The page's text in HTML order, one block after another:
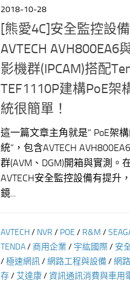
2018-10-28
[熊愛4C]安全監控設
AVTECH AVH800EA6
影機群(IPCAM)搭配
TEF1110P建構PoE架
統很簡單！
這一篇文章主角就是” PoE架
統”，包含AVTECH
群(AVM、DGM)開箱與實測。
AVTECH安全監控設備有提升
鏡...
AVTECH/ NVR / POE / R&M /
TENDA/商用企業/ 宇紘國際/ 安
/極速網訊/網路工程與設備/網
存/ 艾達康/資訊通訊消費與車用